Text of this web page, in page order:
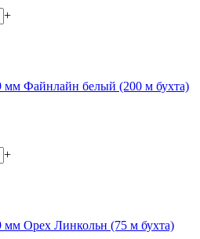
+
мм Файнлайн белый (200 м бухта)
+
Орех Линкольн (75 м бухта)